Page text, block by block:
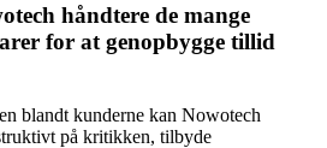
håndtere de mange
for at genopbygge tillid
blandt kunderne kan Nowotech
på kritikken, tilbyde